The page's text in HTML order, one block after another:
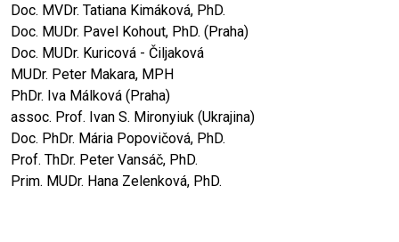
Doc. MVDr. Tatiana Kimáková, PhD.
Doc. MUDr. Pavel Kohout, PhD. (Praha)
Doc. MUDr. Kuricová - Čiljaková
MUDr. Peter Makara, MPH
PhDr. Iva Málková (Praha)
assoc. Prof. Ivan S. Mironyiuk (Ukrajina)
Doc. PhDr. Mária Popovičová, PhD.
Prof. ThDr. Peter Vansáč, PhD.
Prim. MUDr. Hana Zelenková, PhD.